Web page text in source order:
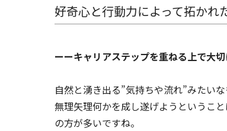
好奇心と行動力によって拓かれ
ーーキャリアステップを重ねる上で大
自然と湧き出る”気持ちや流れ”みたいな
無理矢理何かを成し遂げようというこ
の方が多いですね。